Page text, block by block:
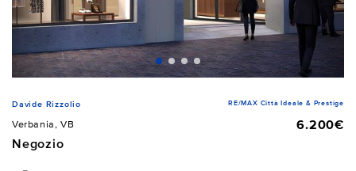
Davide Rizzolio RE/MAX Città Ideale & Prestige
Verbania, VB
6.200€
Negozio